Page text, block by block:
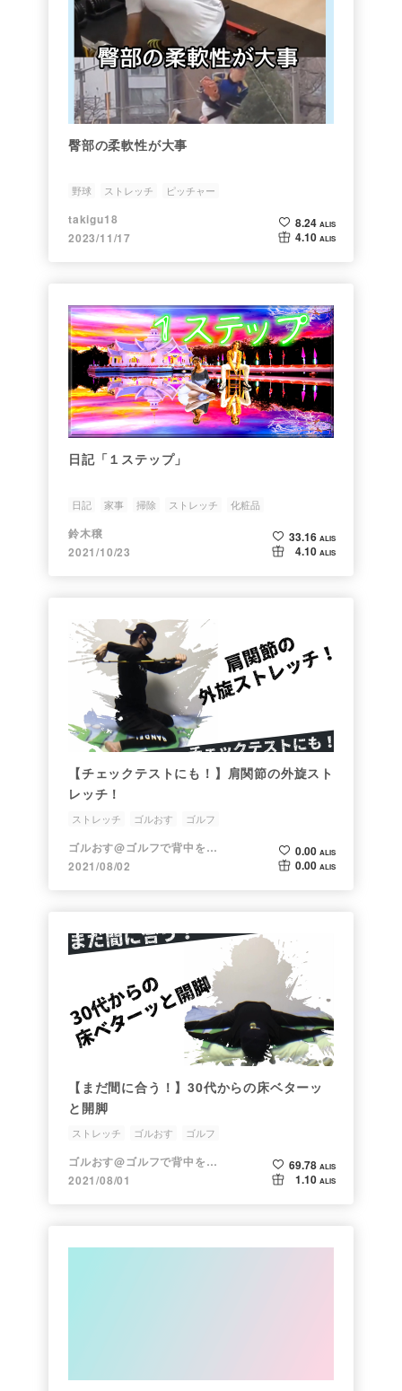
臀部の柔軟性が大事
野球 ストレッチ ピッチャー
takigu18
2023/11/17
8.24 ALIS
4.10 ALIS
日記「１ステップ」
日記 家事 掃除 ストレッチ 化粧品
鈴木穣
2021/10/23
33.16 ALIS
4.10 ALIS
【チェックテストにも！】肩関節の外旋スト
レッチ！
ストレッチ ゴルおす ゴルフ
ゴルおす@ゴルフで背中を押すアカウント
2021/08/02
0.00 ALIS
0.00 ALIS
【まだ間に合う！】30代からの床ベターッ
と開脚
ストレッチ ゴルおす ゴルフ
ゴルおす@ゴルフで背中を押すアカウント
2021/08/01
69.78 ALIS
1.10 ALIS